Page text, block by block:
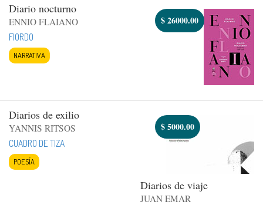
Diario nocturno
ENNIO FLAIANO
FIORDO
NARRATIVA
$26000.00
Diarios de exilio
YANNIS RITSOS
CUADRO DE TIZA
POESÍA
$5000.00
Diarios de viaje
JUAN EMAR